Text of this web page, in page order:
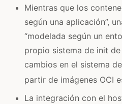
Mientras que los
según una aplicación”,
“modelada según un
propio sistema de init
cambios en el sistema
partir de imágenes OCI
La integración con el